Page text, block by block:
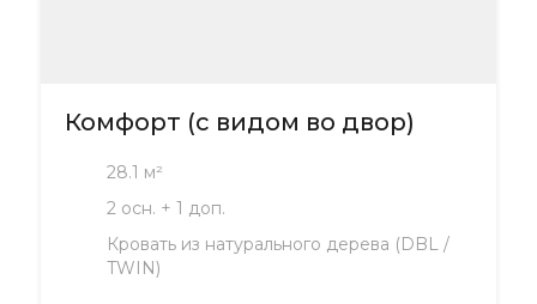
Комфорт (с видом во двор)
28.1 м²
2 осн. + 1 доп.
Кровать из натурального дерева (DBL /
TWIN)